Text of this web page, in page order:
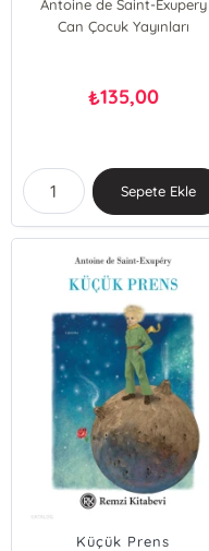
Antoine de Saint-Exupery
Can Çocuk Yayınları
₺135,00
Sepete Ekle
Küçük Prens